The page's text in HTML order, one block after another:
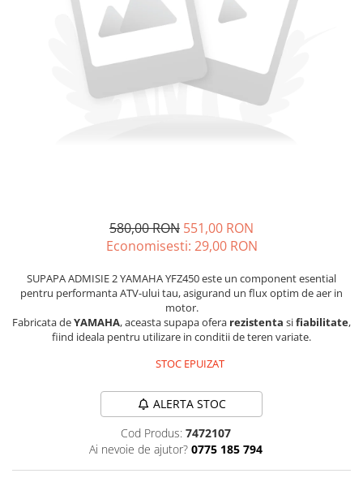
GOES MY 2026
MODEL ATV CAN-AM
Can-Am Outlander
Can-Am Renegade
ECHIPAMENTE COPII
Casti
Manusi
Tricouri
Pantaloni
ECHIPAMENTE SKIJET
ACCESORII MOTO
ACCESORII IARNA ATV / SSV
SUPORT SKIJET
ACCESORII ATV
580,00 RON 551,00 RON
Economisesti: 29,00 RON
SUPAPA ADMISIE 2 YAMAHA YFZ450 este un component esential
pentru performanta ATV-ului tau, asigurand un flux optim de aer in
motor.
Fabricata deYAMAHA, aceasta supapa ofera rezistenta sifiabilitate,
fiind ideala pentru utilizare in conditii de teren variate.
STOC EPUIZAT
ALERTA STOC
Cod Produs: 7472107
Ai nevoie de ajutor? 0775 185 794